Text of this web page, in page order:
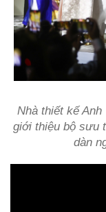
Nhà thiết kế
giới thiệu bộ sưu
dàn